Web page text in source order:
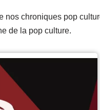
nos chroniques pop
de la pop culture.